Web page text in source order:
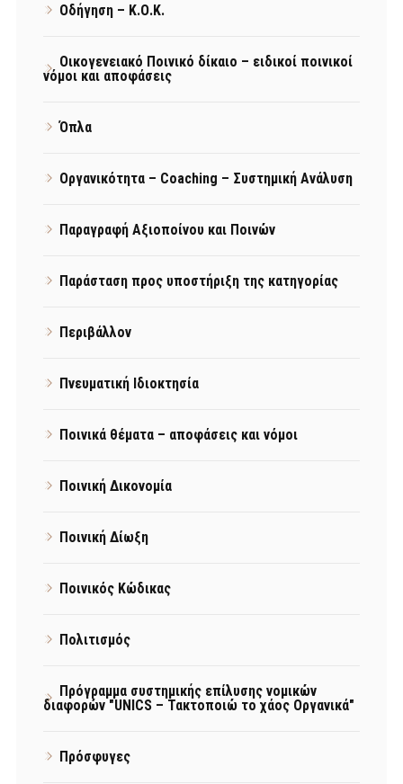
Οδήγηση – Κ.Ο.Κ.
Οικογενειακό Ποινικό δίκαιο – ειδικοί ποινικοί
νόμοι και αποφάσεις
Όπλα
Οργανικότητα – Coaching – Συστημική Ανάλυση
Παραγραφή Αξιοποίνου και Ποινών
Παράσταση προς υποστήριξη της κατηγορίας
Περιβάλλον
Πνευματική Ιδιοκτησία
Ποινικά θέματα – αποφάσεις και νόμοι
Ποινική Δικονομία
Ποινική Δίωξη
Ποινικός Κώδικας
Πολιτισμός
Πρόγραμμα συστημικής επίλυσης νομικών
διαφορών "UNICS – Τακτοποιώ το χάος Οργανικά"
Πρόσφυγες